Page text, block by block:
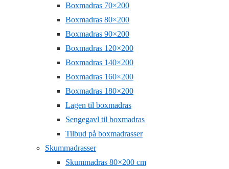
Boxmadras 70×200
Boxmadras 80×200
Boxmadras 90×200
Boxmadras 120×200
Boxmadras 140×200
Boxmadras 160×200
Boxmadras 180×200
Lagen til boxmadras
Sengegavl til boxmadras
Tilbud på boxmadrasser
Skummadrasser
Skummadras 80×200 cm